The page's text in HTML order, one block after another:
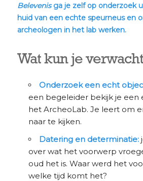
Belevenisga je zelf op onderzoek
huid van een echte speurneus en
archeologen in het lab werken.
Wat kun je
Onderzoek een echt
een begeleider bekijk je een
het ArcheoLab. Je leert om
naar te kijken.
Datering en determinatie:
over wat het voorwerp
oud het is. Waar werd het
welke tijd komt het?